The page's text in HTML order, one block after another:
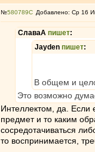
№580789 Добавлено: Ср 16
СлаваА пишет:
Jayden пишет:
В общем и
Это возможно
Интеллектом, да. Если
предмет и то каким
сосредотачиваться
то воспринимается,